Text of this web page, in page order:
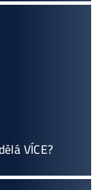
EU
na elek
s výběre